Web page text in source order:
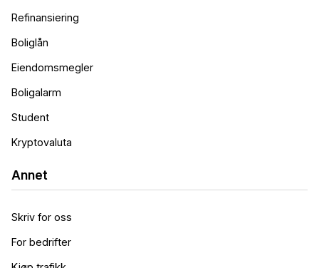
Refinansiering
Boliglån
Eiendomsmegler
Boligalarm
Student
Kryptovaluta
Annet
Skriv for oss
For bedrifter